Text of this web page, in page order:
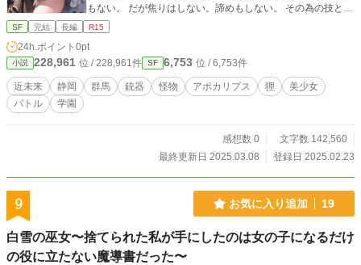
もない。 だが焦りはしない。諦めもしない。 その為の技と方
法は、必ずや日本の叡智が結集する静岡にあるのだから。
SF 完結 長編 R15
24h.ポイント 0pt
小説 228,961 位 / 228,961件 SF 6,753 位 / 6,753件
近未来 静岡 群馬 銃器 怪物 アポカリプス 狸
美少女
バトル
学園
感想数 0
文字数 142,560
最終更新日 2025.03.08
登録日 2025.02.23
9 お気に入り追加 19
白雪の巫女〜捨てられた私が手にしたのは女の子になるだけ
の役に立たない魔導書だった〜